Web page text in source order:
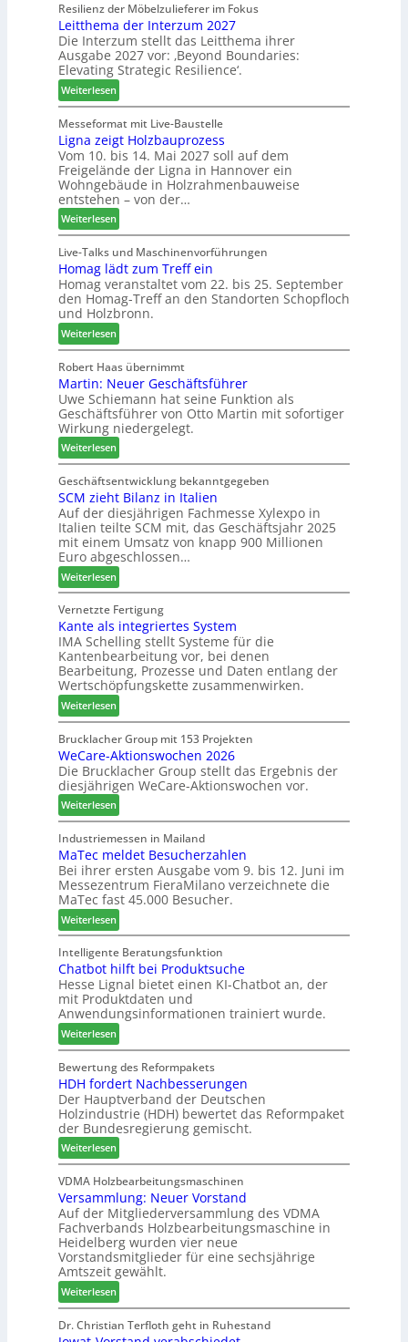
S
o
r
t
i
m
e
n
t
n
u
n
g
e
n
f
ü
r
P
l
a
n
t
a
g
m
e
l
l
o
-
F
r
ä
s
e
r
u
n
d
-
V
e
r
b
i
n
d
e
r
Resilienz der Möbelzulieferer im Fokus
Leitthema der Interzum 2027
Die Interzum stellt das Leitthema ihrer
Ausgabe 2027 vor: ‚Beyond Boundaries:
Elevating Strategic Resilience‘.
Weiterlesen:
L
e
i
t
t
h
e
m
a
d
e
r
I
n
t
e
r
z
u
m
2
0
2
7
Messeformat mit Live-Baustelle
Ligna zeigt Holzbauprozess
Vom 10. bis 14. Mai 2027 soll auf dem
Freigelände der Ligna in Hannover ein
Wohngebäude in Holzrahmenbauweise
entstehen – von der…
Weiterlesen:
L
i
g
n
a
z
e
i
g
t
H
o
l
z
b
a
u
p
r
o
z
e
s
s
Live-Talks und Maschinenvorführungen
Homag lädt zum Treff ein
Homag veranstaltet vom 22. bis 25. September
den Homag-Treff an den Standorten Schopfloch
und Holzbronn.
Weiterlesen:
H
o
m
a
g
l
ä
d
t
z
u
m
T
r
e
f
f
e
i
n
Robert Haas übernimmt
Martin: Neuer Geschäftsführer
Uwe Schiemann hat seine Funktion als
Geschäftsführer von Otto Martin mit sofortiger
Wirkung niedergelegt.
Weiterlesen:
M
a
r
t
n
:
N
e
u
e
r
G
e
s
c
h
ä
f
t
s
f
ü
h
r
e
r
Geschäftsentwicklung bekanntgegeben
SCM zieht Bilanz in Italien
Auf der diesjährigen Fachmesse Xylexpo in
Italien teilte SCM mit, das Geschäftsjahr 2025
mit einem Umsatz von knapp 900 Millionen
Euro abgeschlossen…
Weiterlesen:
S
C
M
z
i
e
h
t
B
i
l
a
n
z
i
n
I
t
a
l
i
e
n
Vernetzte Fertigung
Kante als integriertes System
IMA Schelling stellt Systeme für die
Kantenbearbeitung vor, bei denen
Bearbeitung, Prozesse und Daten entlang der
Wertschöpfungskette zusammenwirken.
Weiterlesen:
K
a
n
t
e
l
s
i
n
t
e
r
i
e
r
t
e
s
S
y
s
t
e
m
Brucklacher Group mit 153 Projekten
WeCare-Aktionswochen 2026
Die Brucklacher Group stellt das Ergebnis der
diesjährigen WeCare-Aktionswochen vor.
Weiterlesen:
W
e
C
a
r
e
-
A
k
t
i
o
n
s
w
o
c
h
e
n
2
0
2
6
Industriemessen in Mailand
MaTec meldet Besucherzahlen
Bei ihrer ersten Ausgabe vom 9. bis 12. Juni im
Messezentrum FieraMilano verzeichnete die
MaTec fast 45.000 Besucher.
Weiterlesen:
M
a
T
e
c
m
e
l
d
e
t
B
e
s
u
c
h
e
r
z
a
h
l
e
n
Intelligente Beratungsfunktion
Chatbot hilft bei Produktsuche
Hesse Lignal bietet einen KI-Chatbot an, der
mit Produktdaten und
Anwendungsinformationen trainiert wurde.
Weiterlesen:
C
h
a
t
b
o
t
h
i
l
f
t
b
e
i
P
r
o
Bewertung des Reformpakets
HDH fordert Nachbesserungen
Der Hauptverband der Deutschen
Holzindustrie (HDH) bewertet das Reformpaket
der Bundesregierung gemischt.
Weiterlesen:
H
D
H
f
o
r
d
e
r
t
N
VDMA Holzbearbeitungsmaschinen
Versammlung: Neuer Vorstand
Auf der Mitgliederversammlung des VDMA
Fachverbands Holzbearbeitungsmaschine in
Heidelberg wurden vier neue
Vorstandsmitglieder für eine sechsjährige
Amtszeit gewählt.
Weiterlesen:
V
e
Dr. Christian Terfloth geht in Ruhestand